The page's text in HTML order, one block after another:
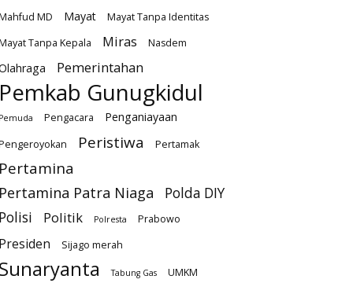
MD
Mayat
Mayat Tanpa Identitas
Tanpa Kepala
Miras Nasdem
Pemerintahan
Pemkab Gunugkidul
Pemuda Pengacara Penganiayaan
Peristiwa Pertamak
Pertamina
Pertamina Patra Niaga
Polda DIY
Polisi
Politik Polresta Prabowo
Presiden Sijago merah
Sunaryanta Tabung Gas
UMKM